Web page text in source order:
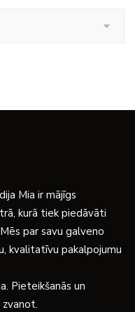
Mia ir mājīgs
kurā tiek piedāvāti
par savu galveno
kvalitatīvu pakalpojumu
Pieteikšanās un